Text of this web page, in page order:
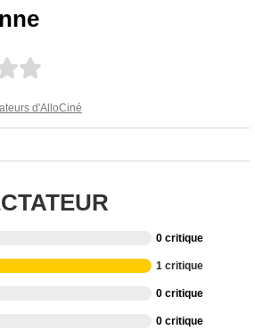
d'AlloCiné
0 critique
1 critique
0 critique
0 critique